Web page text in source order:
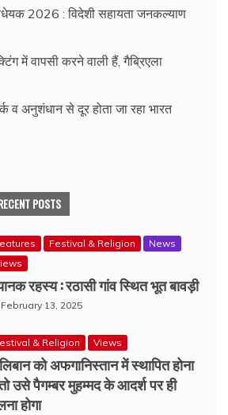
2026 : विदेशी सहायता जनकल्याण
में वापसी करने वाली हैं, गैब्रिएला
व अनुशंधान से दूर होता जा रहा भारत
POSTS
Festival & Religion
News
रहस्य : रठासी गांव स्थित भूत बावड़ी
February 13, 2025
& Religion Views
को अफगानिस्तान में स्थापित होना
उसे पैगम्बर मुहम्मद के आदर्श पर ही
होगा